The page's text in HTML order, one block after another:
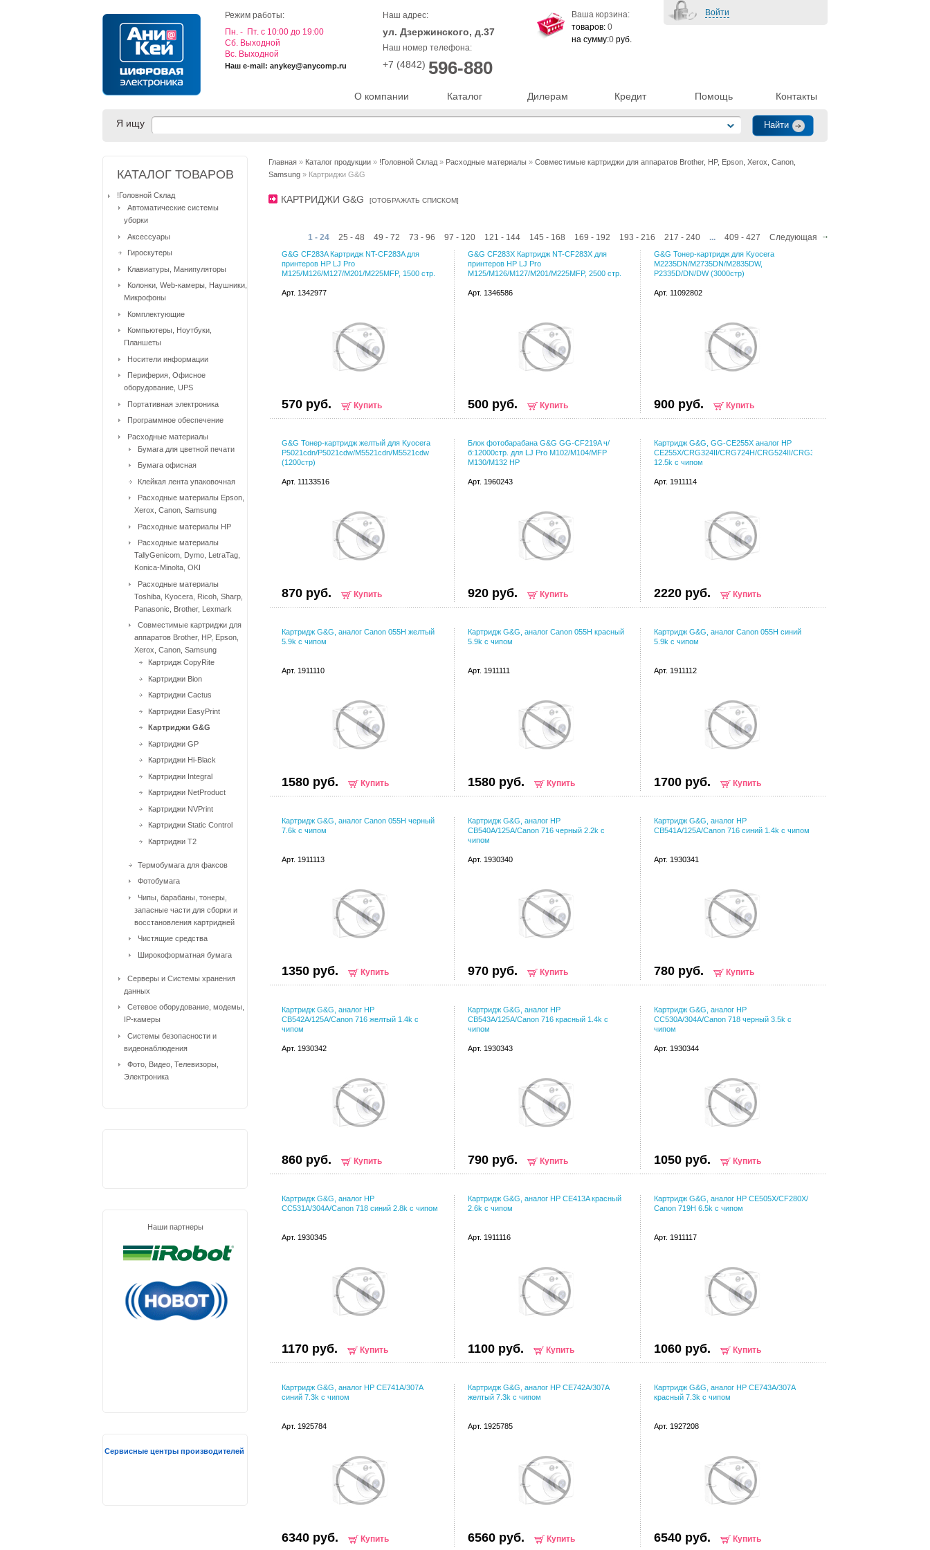
О компании Каталог Дилерам Кредит Помощь Контакты
Режим работы:
Пн. - Пт. с 10:00 до 19:00
Cб. Выходной
Вс. Выходной
Наш e-mail: anykey@anycomp.ru
Наш адрес:
ул. Дзержинского, д.37
Наш номер телефона:
+7 (4842) 596-880
Войти
Ваша корзина:
товаров: 0
на сумму:0 руб.
Я ищу
Главная » Каталог продукции » !Головной Склад » Расходные материалы » Совместимые картриджи для аппаратов Brother, HP, Epson, Xerox, Canon,
Samsung » Картриджи G&G
КАРТРИДЖИ G&G [ОТОБРАЖАТЬ СПИСКОМ]
1 - 24 25 - 48 49 - 72 73 - 96 97 - 120 121 - 144 145 - 168 169 - 192 193 - 216 217 - 240 ... 409 - 427 Следующая
G&G CF283A Картридж NT-CF283A для
принтеров HP LJ Pro
M125/M126/M127/M201/M225MFP, 1500 стр.
Арт. 1342977
570 руб. Купить
G&G CF283X Картридж NT-CF283X для
принтеров HP LJ Pro
M125/M126/M127/M201/M225MFP, 2500 стр.
Арт. 1346586
500 руб. Купить
G&G Тонер-картридж для Kyocera
M2235DN/M2735DN/M2835DW,
P2335D/DN/DW (3000стр)
Арт. 11092802
900 руб. Купить
G&G Тонер-картридж желтый для Kyocera
P5021cdn/P5021cdw/M5521cdn/M5521cdw
(1200стр)
Арт. 11133516
870 руб. Купить
Блок фотобарабана G&G GG-CF219A ч/
б:12000стр. для LJ Pro M102/M104/MFP
M130/M132 HP
Арт. 1960243
920 руб. Купить
Картридж G&G, GG-CE255X аналог HP
CE255X/CRG324II/CRG724H/CRG524II/CRG324H
12.5k с чипом
Арт. 1911114
2220 руб. Купить
Картридж G&G, аналог Canon 055H желтый
5.9k с чипом
Арт. 1911110
1580 руб. Купить
Картридж G&G, аналог Canon 055H красный
5.9k с чипом
Арт. 1911111
1580 руб. Купить
Картридж G&G, аналог Canon 055H синий
5.9k с чипом
Арт. 1911112
1700 руб. Купить
Картридж G&G, аналог Canon 055H черный
7.6k с чипом
Арт. 1911113
1350 руб. Купить
Картридж G&G, аналог HP
CB540A/125A/Canon 716 черный 2.2k с
чипом
Арт. 1930340
970 руб. Купить
Картридж G&G, аналог HP
CB541A/125A/Canon 716 синий 1.4k с чипом
Арт. 1930341
780 руб. Купить
Картридж G&G, аналог HP
CB542A/125A/Canon 716 желтый 1.4k с
чипом
Арт. 1930342
860 руб. Купить
Картридж G&G, аналог HP
CB543A/125A/Canon 716 красный 1.4k с
чипом
Арт. 1930343
790 руб. Купить
Картридж G&G, аналог HP
CC530A/304A/Canon 718 черный 3.5k с
чипом
Арт. 1930344
1050 руб. Купить
Картридж G&G, аналог HP
CC531A/304A/Canon 718 синий 2.8k с чипом
Арт. 1930345
1170 руб. Купить
Картридж G&G, аналог HP CE413A красный
2.6k с чипом
Арт. 1911116
1100 руб. Купить
Картридж G&G, аналог HP CE505X/CF280X/
Canon 719H 6.5k с чипом
Арт. 1911117
1060 руб. Купить
Картридж G&G, аналог HP CE741A/307A
синий 7.3k с чипом
Арт. 1925784
6340 руб. Купить
Картридж G&G, аналог HP CE742A/307A
желтый 7.3k с чипом
Арт. 1925785
6560 руб. Купить
Картридж G&G, аналог HP CE743A/307A
красный 7.3k с чипом
Арт. 1927208
6540 руб. Купить
КАТАЛОГ ТОВАРОВ
!Головной Склад
Автоматические системы
уборки
Аксессуары
Гироскутеры
Клавиатуры, Манипуляторы
Колонки, Web-камеры, Наушники,
Микрофоны
Комплектующие
Компьютеры, Ноутбуки,
Планшеты
Носители информации
Периферия, Офисное
оборудование, UPS
Портативная электроника
Программное обеспечение
Расходные материалы
Бумага для цветной печати
Бумага офисная
Клейкая лента упаковочная
Расходные материалы Epson,
Xerox, Canon, Samsung
Расходные материалы HP
Расходные материалы
TallyGenicom, Dymo, LetraTag,
Konica-Minolta, OKI
Расходные материалы
Toshiba, Kyocera, Ricoh, Sharp,
Panasonic, Brother, Lexmark
Совместимые картриджи для
аппаратов Brother, HP, Epson,
Xerox, Canon, Samsung
Картридж CopyRite
Картриджи Bion
Картриджи Cactus
Картриджи EasyPrint
Картриджи G&G
Картриджи GP
Картриджи Hi-Black
Картриджи Integral
Картриджи NetProduct
Картриджи NVPrint
Картриджи Static Control
Картриджи T2
Термобумага для факсов
Фотобумага
Чипы, барабаны, тонеры,
запасные части для сборки и
восстановления картриджей
Чистящие средства
Широкоформатная бумага
Серверы и Системы хранения
данных
Сетевое оборудование, модемы,
IP-камеры
Системы безопасности и
видеонаблюдения
Фото, Видео, Телевизоры,
Электроника
Наши партнеры
Сервисные центры производителей